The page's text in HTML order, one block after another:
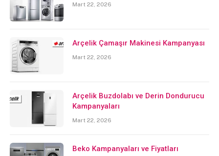
Mart 22, 2026
Arçelik Çamaşır Makinesi Kampanyası
Mart 22, 2026
Arçelik Buzdolabı ve Derin Dondurucu
Kampanyaları
Mart 22, 2026
Beko Kampanyaları ve Fiyatları